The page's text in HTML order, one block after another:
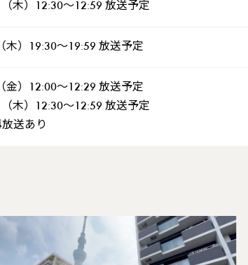
木）12:30～12:59 放送予定
木）19:30～19:59 放送予定
金）12:00～12:29 放送予定
木）12:30～12:59 放送予定
送あり